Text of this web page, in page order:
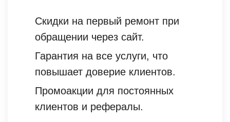
Скидки на первый ремонт при
обращении через сайт.
Гарантия на все услуги, что
повышает доверие клиентов.
Промоакции для постоянных
клиентов и рефералы.